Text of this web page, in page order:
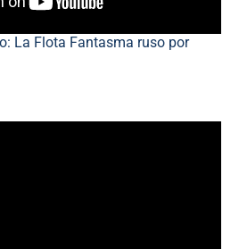
La Flota Fantasma ruso por